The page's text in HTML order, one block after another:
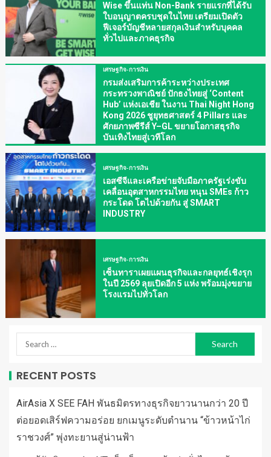
Wise ขึ้นแท่น Non-Bank รายแรกที่ได้รับ
ใบอนุญาตครบชุดในไทย เตรียมเปิดตัว
ฟีเจอร์บัญชีหลายสกุลเงินสำหรับบุคคล
ทั่วไปและภาคธุรกิจ
เศรษฐกิจ-การเงิน
กรมส่งเสริมการค้าระหว่างประเทศ
กระทรวงพาณิชย์ ปักธงไทยสู่ ‘Content
Hub’ แห่งเอเชีย ในงาน Thai Night Hong
Kong 2026 ชูยุทธศาสตร์ 4 Pillars และ
ศักยภาพซีรีส์ Y–GL ขยายโอกาสธุรกิจ
บันเทิงไทยสู่เวทีโลก
เศรษฐกิจ-การเงิน
เอสซีจีและเครือข่ายจับมือภาครัฐเร่งขับ
เคลื่อนอุตสาหกรรมไทย หนุน SMEs ก้าว
กระโดด โตไปด้วยกัน สู่ SMART
INDUSTRY
เศรษฐกิจ-การเงิน
เซ็นทาราเผยแผนธุรกิจและกลยุทธ์เชิงรุก
ในปี 2569 ลุยเปิดอีก 5 แห่ง พร้อมมุ่งขยาย
โรงแรมไปทั่วโลก
RECENT POSTS
AirAsia X SEE FAH พันธมิตรทางธุรกิจยาวนานกว่า 20 ปี
ต่อยอดเสิร์ฟความอร่อย ยกเมนูระดับตำนาน “ข้าวหน้าไก่
ราชวงศ์” พุ่งทะยานสู่น่านฟ้า